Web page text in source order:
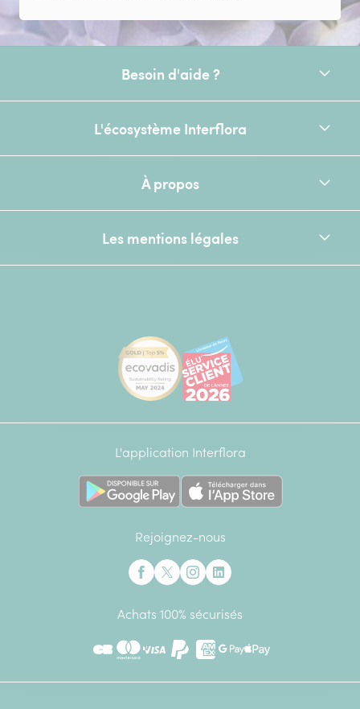
Besoin d'aide ?
L'écosystème Interflora
À propos
Les mentions légales
[Ecovadis Gold Badge - Top 5%
L'application Interflora
Rejoignez-nous
Achats 100% sécurisés
CB Mastercard PaypalAmerican Express
Google Pay
Apple Pay